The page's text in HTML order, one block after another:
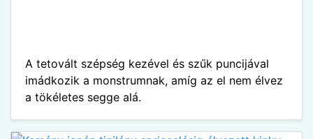
A tetovált szépség kezével és szűk puncijával
imádkozik a monstrumnak, amíg az el nem élvez
a tökéletes segge alá.